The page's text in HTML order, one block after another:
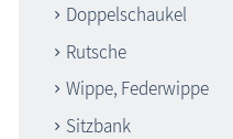
Doppelschaukel
Rutsche
Wippe, Federwippe
Sitzbank